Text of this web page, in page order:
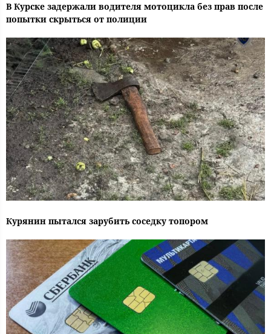
В Курске задержали водителя мотоцикла без прав после
попытки скрыться от полиции
Курянин пытался зарубить соседку топором